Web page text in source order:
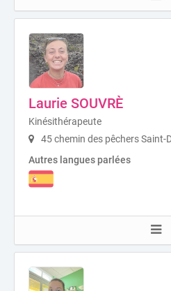
Laurie SOUVRÈ
Kinésithérapeute
45 chemin des pêchers Saint-
Autres langues parlées